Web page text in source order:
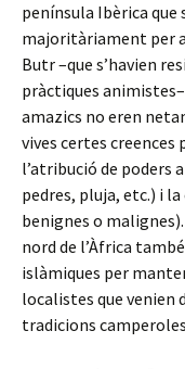
península Ibèrica que
majoritàriament per
Butr –que s’havien
pràctiques
amazics no eren
vives certes
l’atribució de poders
pedres, pluja, etc.) i
benignes o
nord de l’Àfrica
islàmiques per
localistes que venien
tradicions